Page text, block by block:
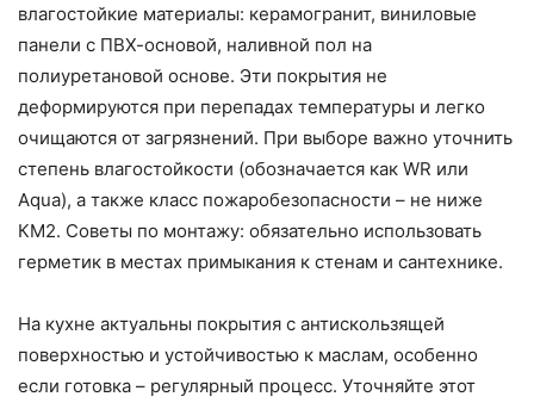
влагостойкие материалы: керамогранит, виниловые
панели с ПВХ-основой, наливной пол на
полиуретановой основе. Эти покрытия не
деформируются при перепадах температуры и легко
очищаются от загрязнений. При выборе важно уточнить
степень влагостойкости (обозначается как WR или
Aqua), а также класс пожаробезопасности – не ниже
КМ2. Советы по монтажу: обязательно использовать
герметик в местах примыкания к стенам и сантехнике.
На кухне актуальны покрытия с антискользящей
поверхностью и устойчивостью к маслам, особенно
если готовка – регулярный процесс. Уточняйте этот